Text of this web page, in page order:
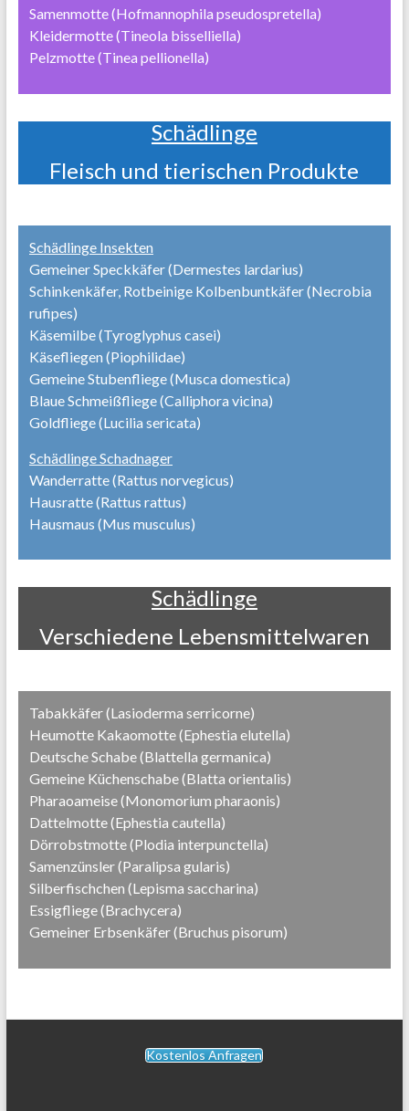
Samenmotte (Hofmannophila pseudospretella)
Kleidermotte (Tineola bisselliella)
Pelzmotte (Tinea pellionella)
Schädlinge
Fleisch und tierischen Produkte
Schädlinge Insekten
Gemeiner Speckkäfer (Dermestes lardarius)
Schinkenkäfer, Rotbeinige Kolbenbuntkäfer (Necrobia
rufipes)
Käsemilbe (Tyroglyphus casei)
Käsefliegen (Piophilidae)
Gemeine Stubenfliege (Musca domestica)
Blaue Schmeißfliege (Calliphora vicina)
Goldfliege (Lucilia sericata)
Schädlinge Schadnager
Wanderratte (Rattus norvegicus)
Hausratte (Rattus rattus)
Hausmaus (Mus musculus)
Schädlinge
Verschiedene Lebensmittelwaren
Tabakkäfer (Lasioderma serricorne)
Heumotte Kakaomotte (Ephestia elutella)
Deutsche Schabe (Blattella germanica)
Gemeine Küchenschabe (Blatta orientalis)
Pharaoameise (Monomorium pharaonis)
Dattelmotte (Ephestia cautella)
Dörrobstmotte (Plodia interpunctella)
Samenzünsler (Paralipsa gularis)
Silberfischchen (Lepisma saccharina)
Essigfliege (Brachycera)
Gemeiner Erbsenkäfer (Bruchus pisorum)
Kostenlos Anfragen